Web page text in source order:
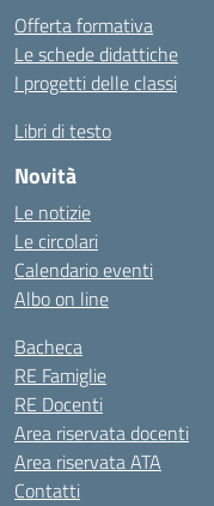
Offerta formativa
Le schede didattiche
I progetti delle classi
Libri di testo
Novità
Le notizie
Le circolari
Calendario eventi
Albo on line
Bacheca
RE Famiglie
RE Docenti
Area riservata docenti
Area riservata ATA
Contatti